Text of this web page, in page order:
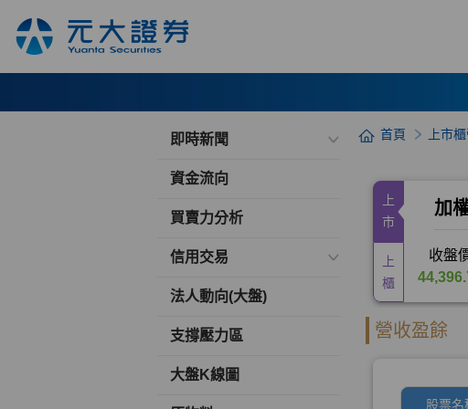
即時新聞
資金流向
買賣力分析
信用交易
法人動向(大盤)
支撐壓力區
大盤K線圖
首頁 上市